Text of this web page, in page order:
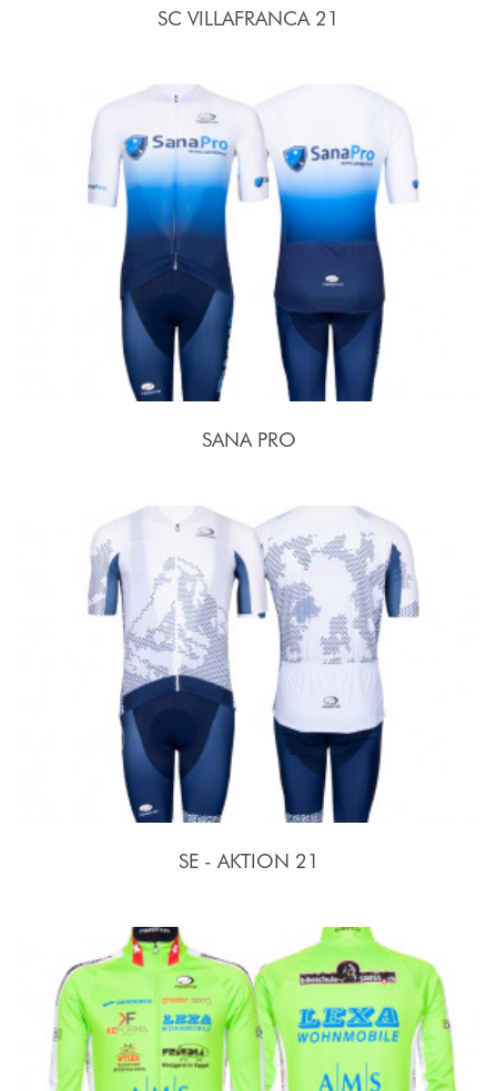
SC VILLAFRANCA 21
SANA PRO
SE - AKTION 21